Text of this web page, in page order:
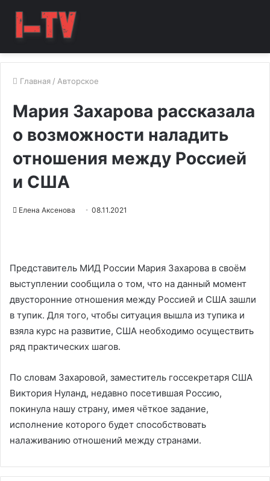
Главная / Авторское
Мария Захарова рассказала
о возможности наладить
отношения между Россией
и США
Елена Аксенова 08.11.2021
Представитель МИД России Мария Захарова в своём
выступлении сообщила о том, что на данный момент
двусторонние отношения между Россией и США зашли
в тупик. Для того, чтобы ситуация вышла из тупика и
взяла курс на развитие, США необходимо осуществить
ряд практических шагов.
По словам Захаровой, заместитель госсекретаря США
Виктория Нуланд, недавно посетившая Россию,
покинула нашу страну, имея чёткое задание,
исполнение которого будет способствовать
налаживанию отношений между странами.